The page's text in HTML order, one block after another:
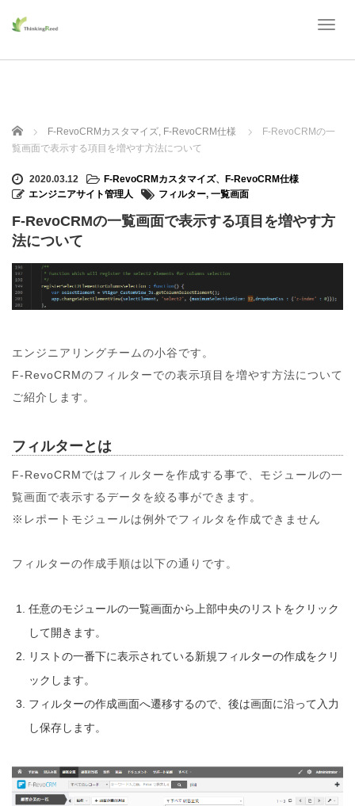
T
g
t
n
ホーム F-RevoCRMカスタマイズ, F-RevoCRM仕様
F-RevoCRMの一
覧画面で表示する項目を増やす方法について
2020.03.12 F-RevoCRMカスタマイズ、
F-RevoCRM仕様
エンジニアサイト管理人
フィルター, 一覧画面
F-RevoCRMの一覧画面で表示する項目を増やす方
法について
エンジニアリングチームの小谷です。
F-RevoCRMのフィルターでの表示項目を増やす方法について
ご紹介します。
フィルターとは
F-RevoCRMではフィルターを作成する事で、モジュールの一
覧画面で表示するデータを絞る事ができます。
※レポートモジュールは例外でフィルタを作成できません
フィルターの作成手順は以下の通りです。
任意のモジュールの一覧画面から上部中央のリストをクリック
して開きます。
リストの一番下に表示されている新規フィルターの作成をクリ
ックします。
フィルターの作成画面へ遷移するので、後は画面に沿って入力
し保存します。